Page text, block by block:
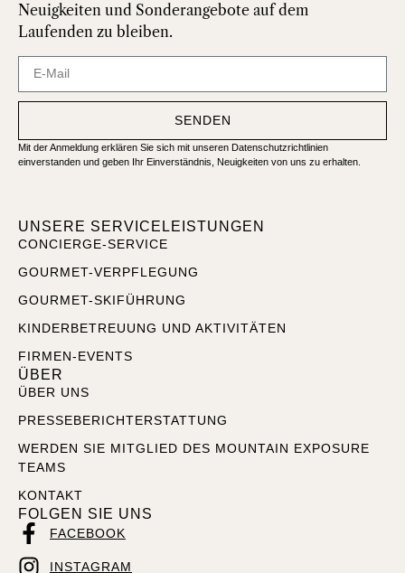
Neuigkeiten und Sonderangebote auf dem
Laufenden zu bleiben.
SENDEN
Mit der Anmeldung erklären Sie sich mit unseren Datenschutzrichtlinien
einverstanden und geben Ihr Einverständnis, Neuigkeiten von uns zu erhalten.
UNSERE SERVICELEISTUNGEN
CONCIERGE-SERVICE
GOURMET-VERPFLEGUNG
GOURMET-SKIFÜHRUNG
KINDERBETREUUNG UND AKTIVITÄTEN
FIRMEN-EVENTS
ÜBER
ÜBER UNS
PRESSEBERICHTERSTATTUNG
WERDEN SIE MITGLIED DES MOUNTAIN EXPOSURE
TEAMS
KONTAKT
FOLGEN SIE UNS
FACEBOOK
INSTAGRAM